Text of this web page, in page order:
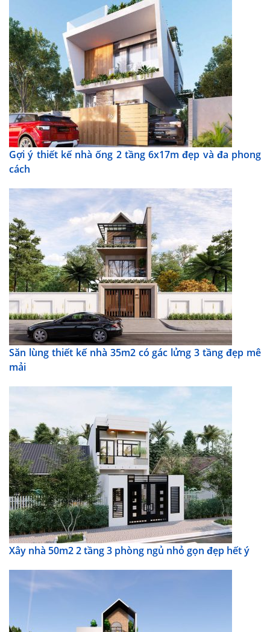
Gợi ý thiết kế nhà ống 2 tầng 6x17m đẹp và đa phong
cách
Săn lùng thiết kế nhà 35m2 có gác lửng 3 tầng đẹp mê
mải
Xây nhà 50m2 2 tầng 3 phòng ngủ nhỏ gọn đẹp hết ý